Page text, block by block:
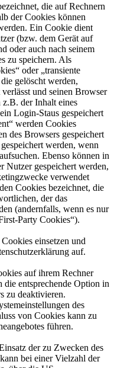
die auf Rechnern
der Cookies können
Ein Cookie dient
(bzw. dem Gerät auf
oder auch nach seinem
zu speichern. Als
oder „transiente
gelöscht werden,
und seinen Browser
der Inhalt eines
Login-Staus gespeichert
werden Cookies
des Browsers gespeichert
werden, wenn
Ebenso können in
Nutzer gespeichert werden,
verwendet
Cookies bezeichnet, die
der das
(andernfalls, wenn es nur
Party Cookies“).
einsetzen und
auf.
auf ihrem Rechner
die entsprechende Option in
zu deaktivieren.
des
von Cookies kann zu
führen.
der zu Zwecken des
bei einer Vielzahl der